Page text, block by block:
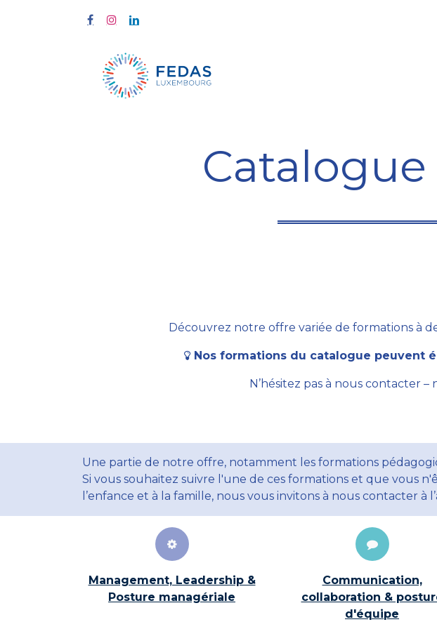
Découvrez notre offre variée de formations à
Nos formations du catalogue peuvent
N’hésitez pas à nous contacter
Une partie de notre offre, notamment les formations
Si vous souhaitez suivre l'une de ces formations et que vous
l’enfance et à la famille, nous vous invitons à nous contacter à
Management, Leadership &
Posture managériale
Communication,
collaboration &
d'équipe